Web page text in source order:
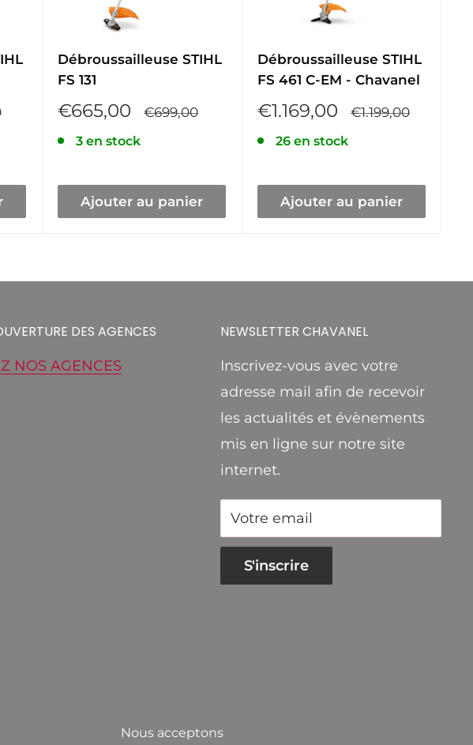
Débroussailleuse STIHL
FS 131
Prix
€665,00
Prix
€699,00
3 en stock
Ajouter au panier
Débroussailleuse STIHL
FS 461 C-EM - Chavanel
Prix
€1.169,00
Prix
€1.199,00
26 en stock
Ajouter au panier
DES AGENCES
NOS AGENCES
NEWSLETTER CHAVANEL
Inscrivez-vous avec votre
adresse mail afin de recevoir
les actualités et évènements
mis en ligne sur notre site
internet.
Votre email
S'inscrire
Nous acceptons